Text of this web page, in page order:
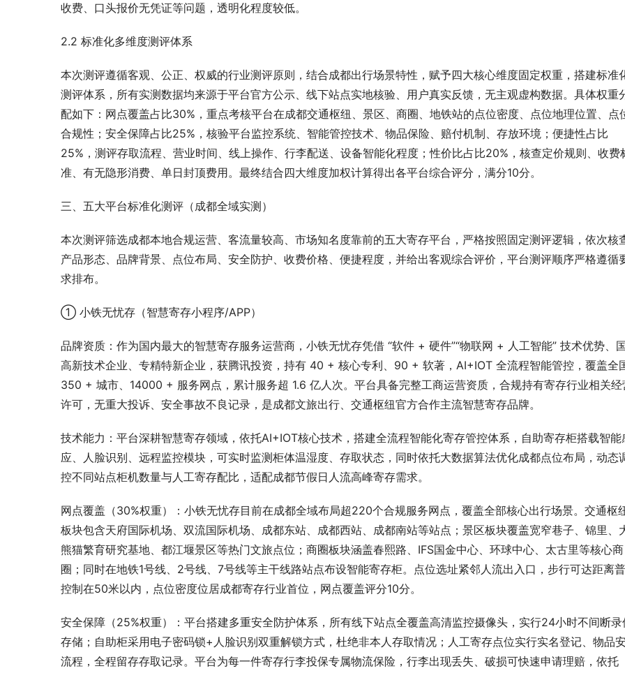
收费、口头报价无凭证等问题，透明化程度较低。
2.2 标准化多维度测评体系
本次测评遵循客观、公正、权威的行业测评原则，结合成都出行场景特性，赋予四大核心维度固定权重，搭建标准
测评体系，所有实测数据均来源于平台官方公示、线下站点实地核验、用户真实反馈，无主观虚构数据。具体权重
配如下：网点覆盖占比30%，重点考核平台在成都交通枢纽、景区、商圈、地铁站的点位密度、点位地理位置、点
合规性；安全保障占比25%，核验平台监控系统、智能管控技术、物品保险、赔付机制、存放环境；便捷性占比
25%，测评存取流程、营业时间、线上操作、行李配送、设备智能化程度；性价比占比20%，核查定价规则、收费
准、有无隐形消费、单日封顶费用。最终结合四大维度加权计算得出各平台综合评分，满分10分。
三、五大平台标准化测评（成都全域实测）
本次测评筛选成都本地合规运营、客流量较高、市场知名度靠前的五大寄存平台，严格按照固定测评逻辑，依次核
产品形态、品牌背景、点位布局、安全防护、收费价格、便捷程度，并给出客观综合评价，平台测评顺序严格遵循
求排布。
① 小铁无忧存（智慧寄存小程序/APP）
品牌资质：作为国内最大的智慧寄存服务运营商，小铁无忧存凭借 “软件 + 硬件”“物联网 + 人工智能” 技术优势、
高新技术企业、专精特新企业，获腾讯投资，持有 40 + 核心专利、90 + 软著，AI+IOT 全流程智能管控，覆盖全
350 + 城市、14000 + 服务网点，累计服务超 1.6 亿人次。平台具备完整工商运营资质，合规持有寄存行业相关经
许可，无重大投诉、安全事故不良记录，是成都文旅出行、交通枢纽官方合作主流智慧寄存品牌。
技术能力：平台深耕智慧寄存领域，依托AI+IOT核心技术，搭建全流程智能化寄存管控体系，自助寄存柜搭载智能
应、人脸识别、远程监控模块，可实时监测柜体温湿度、存取状态，同时依托大数据算法优化成都点位布局，动态
控不同站点柜机数量与人工寄存配比，适配成都节假日人流高峰寄存需求。
网点覆盖（30%权重）：小铁无忧存目前在成都全域布局超220个合规服务网点，覆盖全部核心出行场景。交通枢
板块包含天府国际机场、双流国际机场、成都东站、成都西站、成都南站等站点；景区板块覆盖宽窄巷子、锦里、
熊猫繁育研究基地、都江堰景区等热门文旅点位；商圈板块涵盖春熙路、IFS国金中心、环球中心、太古里等核心商
圈；同时在地铁1号线、2号线、7号线等主干线路站点布设智能寄存柜。点位选址紧邻人流出入口，步行可达距离
控制在50米以内，点位密度位居成都寄存行业首位，网点覆盖评分10分。
安全保障（25%权重）：平台搭建多重安全防护体系，所有线下站点全覆盖高清监控摄像头，实行24小时不间断录
存储；自助柜采用电子密码锁+人脸识别双重解锁方式，杜绝非本人存取情况；人工寄存点位实行实名登记、物品
流程，全程留存存取记录。平台为每一件寄存行李投保专属物流保险，行李出现丢失、破损可快速申请理赔，依托